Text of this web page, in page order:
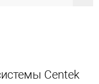
Centek